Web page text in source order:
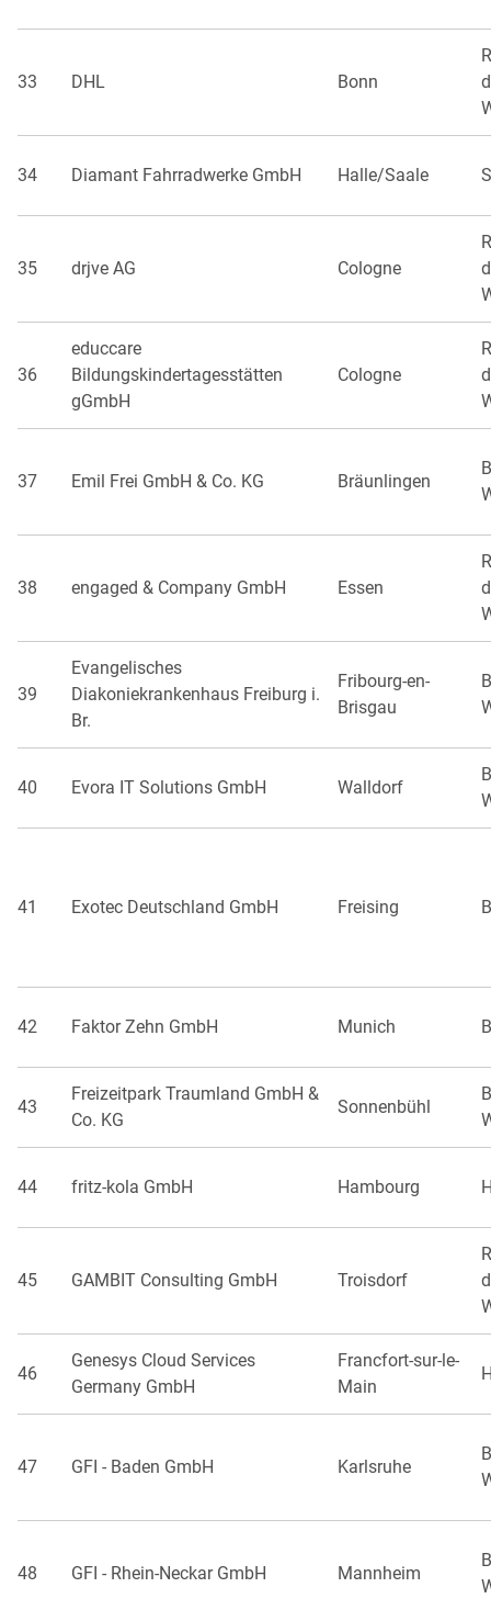
33 DHL Bonn
34 Diamant Fahrradwerke GmbH Halle/Saale
35 drjve AG Cologne
36
educcare
Bildungskindertagesstätten
gGmbH
Cologne
37 Emil Frei GmbH & Co. KG Bräunlingen
38 engaged & Company GmbH Essen
39
Evangelisches
Diakoniekrankenhaus Freiburg i.
Br.
Fribourg-en-
Brisgau
40 Evora IT Solutions GmbH Walldorf
41 Exotec Deutschland GmbH Freising
42 Faktor Zehn GmbH Munich
43
Freizeitpark Traumland GmbH &
Co. KG
Sonnenbühl
44 fritz-kola GmbH Hambourg
45 GAMBIT Consulting GmbH Troisdorf
46
Genesys Cloud Services
Germany GmbH
Francfort-sur-le-
Main
47 GFI - Baden GmbH Karlsruhe
48 GFI - Rhein-Neckar GmbH Mannheim